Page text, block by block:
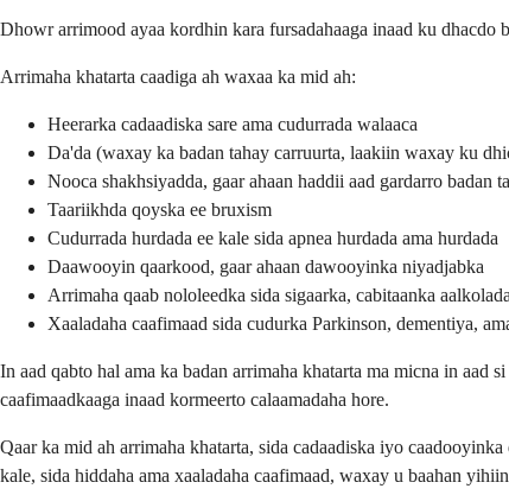
Dhowr arrimood ayaa kordhin kara fursadahaaga inaad ku dhacdo
Arrimaha khatarta caadiga ah waxaa ka mid ah:
Heerarka cadaadiska sare ama cudurrada walaaca
Da'da (waxay ka badan tahay carruurta, laakiin waxay ku
Nooca shakhsiyadda, gaar ahaan haddii aad gardarro badan
Taariikhda qoyska ee bruxism
Cudurrada hurdada ee kale sida apnea hurdada ama hurdada
Daawooyin qaarkood, gaar ahaan dawooyinka niyadjabka
Arrimaha qaab nololeedka sida sigaarka, cabitaanka
Xaaladaha caafimaad sida cudurka Parkinson, dementiya,
In aad qabto hal ama ka badan arrimaha khatarta ma micna in aad
caafimaadkaaga inaad kormeerto calaamadaha hore.
Qaar ka mid ah arrimaha khatarta, sida cadaadiska iyo
kale, sida hiddaha ama xaaladaha caafimaad, waxay u baahan